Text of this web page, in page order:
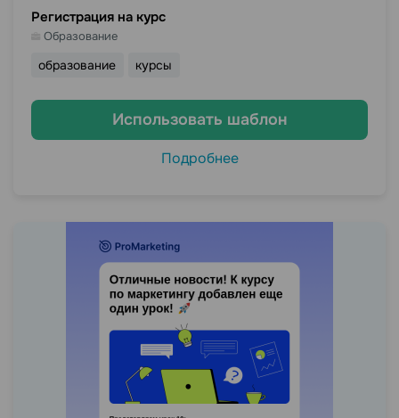
Регистрация на курс
Образование
образование курсы
Использовать шаблон
Подробнее